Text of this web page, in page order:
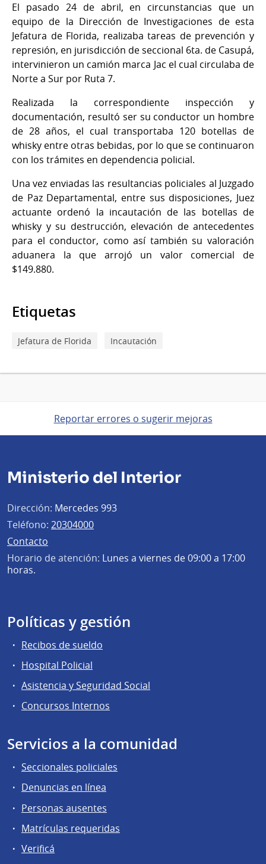
El pasado 24 de abril, en circunstancias que un
equipo de la Dirección de Investigaciones de esta
Jefatura de Florida, realizaba tareas de prevención y
represión, en jurisdicción de seccional 6ta. de Casupá,
intervinieron un camión marca Jac el cual circulaba de
Norte a Sur por Ruta 7.
Realizada la correspondiente inspección y
documentación, resultó ser su conductor un hombre
de 28 años, el cual transportaba 120 botellas de
whisky entre otras bebidas, por lo que se continuaron
con los trámites en dependencia policial.
Una vez enviadas las resultancias policiales al Juzgado
de Paz Departamental, entre sus disposiciones, Juez
actuante ordenó la incautación de las botellas de
whisky y su destrucción, elevación de antecedentes
para el conductor, como así también su valoración
aduanera la que arrojó un valor comercial de
$149.880.
Etiquetas
Jefatura de Florida Incautación
Reportar errores o sugerir mejoras
Ministerio del Interior
Dirección: Mercedes 993
Teléfono: 20304000
Contacto
Horario de atención: Lunes a viernes de 09:00 a 17:00
horas.
Políticas y gestión
Recibos de sueldo
Hospital Policial
Asistencia y Seguridad Social
Concursos Internos
Servicios a la comunidad
Seccionales policiales
Denuncias en línea
Personas ausentes
Matrículas requeridas
Verificá